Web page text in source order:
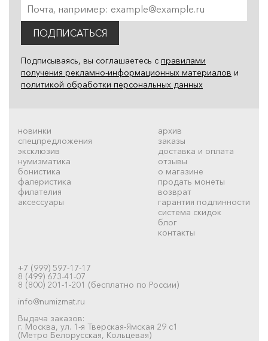
ПОДПИСАТЬСЯ
Подписываясь, вы соглашаетесь с правилами
получения рекламно-информационных материалов и
политикой обработки персональных данных
новинки
спецпредложения
эксклюзив
нумизматика
бонистика
фалеристика
филателия
аксессуары
архив
заказы
доставка и оплата
отзывы
о магазине
продать монеты
возврат
гарантия подлинности
система скидок
блог
контакты
+7 (999) 597-17-17
8 (499) 673-41-07
8 (800) 201-1-201 (бесплатно по России)
info@numizmat.ru
Выдача заказов:
г. Москва, ул. 1-я Тверская-Ямская 29 с1
(Метро Белорусская, Кольцевая)